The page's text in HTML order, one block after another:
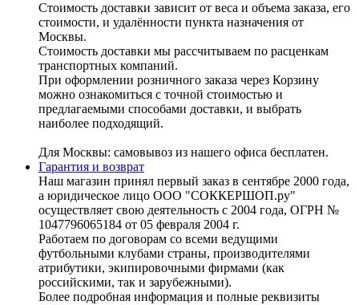
Стоимость доставки зависит от веса и объема заказа, его
стоимости, и удалённости пункта назначения от
Москвы.
Стоимость доставки мы рассчитываем по расценкам
транспортных компаний.
При оформлении розничного заказа через Корзину
можно ознакомиться с точной стоимостью и
предлагаемыми способами доставки, и выбрать
наиболее подходящий.
Для Москвы: самовывоз из нашего офиса бесплатен.
Гарантия и возврат
Наш магазин принял первый заказ в сентябре 2000 года,
а юридическое лицо ООО "СОККЕРШОП.ру"
осуществляет свою деятельность с 2004 года, ОГРН №
1047796065184 от 05 февраля 2004 г.
Работаем по договорам со всеми ведущими
футбольными клубами страны, производителями
атрибутики, экипировочными фирмами (как
российскими, так и зарубежными).
Более подробная информация и полные реквизиты